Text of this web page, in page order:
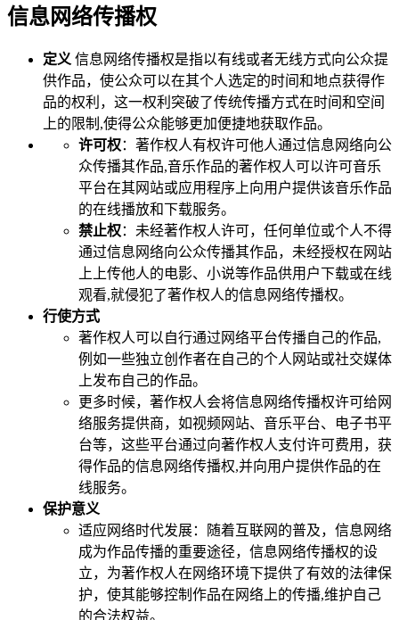
信息网络传播权
定义 信息网络传播权是指以有线或者无线方式向公众提
供作品，使公众可以在其个人选定的时间和地点获得作
品的权利，这一权利突破了传统传播方式在时间和空间
上的限制,使得公众能够更加便捷地获取作品。
许可权：著作权人有权许可他人通过信息网络向公
众传播其作品,音乐作品的著作权人可以许可音乐
平台在其网站或应用程序上向用户提供该音乐作品
的在线播放和下载服务。
禁止权：未经著作权人许可，任何单位或个人不得
通过信息网络向公众传播其作品，未经授权在网站
上上传他人的电影、小说等作品供用户下载或在线
观看,就侵犯了著作权人的信息网络传播权。
行使方式
著作权人可以自行通过网络平台传播自己的作品,
例如一些独立创作者在自己的个人网站或社交媒体
上发布自己的作品。
更多时候，著作权人会将信息网络传播权许可给网
络服务提供商，如视频网站、音乐平台、电子书平
台等，这些平台通过向著作权人支付许可费用，获
得作品的信息网络传播权,并向用户提供作品的在
线服务。
保护意义
适应网络时代发展：随着互联网的普及，信息网络
成为作品传播的重要途径，信息网络传播权的设
立，为著作权人在网络环境下提供了有效的法律保
护，使其能够控制作品在网络上的传播,维护自己
的合法权益。